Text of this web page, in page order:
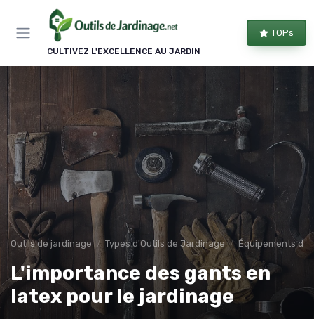
CULTIVEZ L'EXCELLENCE AU JARDIN
TOPs
Outils de jardinage Types d'Outils de Jardinage Équipements de
L'importance des gants en
latex pour le jardinage
Panneau de gestion des cookies